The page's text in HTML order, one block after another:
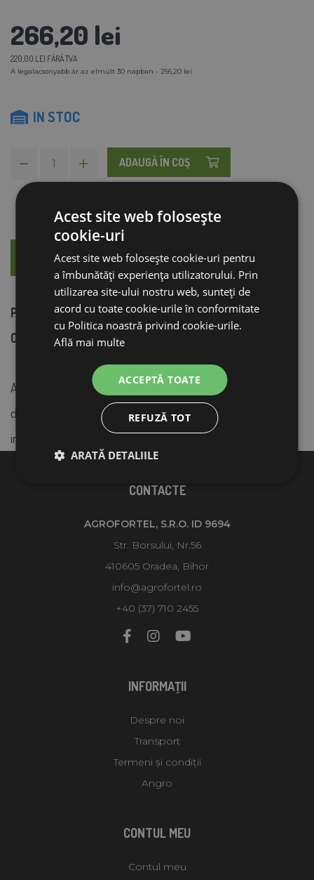
266,20 lei
220,00 LEI FĂRĂ TVA
A legalacsonyabb ár az elmúlt 30 napban - 266,20 lei
IN STOC
ADAUGĂ ÎN COŞ
DESCRIERE CONSILIERE
Pachet 3 blocuri evaporator pentru incubatorul
OvaEasy 580- livrat la pachete de 3 bucati
Aceste blocuri de evaporator necesită înlocuire regulată,
deoarece devin murdare și pot contamina interiorul
incubatorului.
CONTACTE
AGROFORTEL, S.R.O. ID 9694
Str. Borsului, Nr.56
410605 Oradea, Bihor
info@agrofortel.ro
+40 (37) 710 2455
INFORMAŢII
Despre noi
Transport
Termeni și condiții
Angro
CONTUL MEU
Contul meu
Acest site web folosește
cookie-uri
Acest site web folosește cookie-uri pentru
a îmbunătăți experiența utilizatorului. Prin
utilizarea site-ului nostru web, sunteți de
acord cu toate cookie-urile în conformitate
cu Politica noastră privind cookie-urile.
Află mai multe
ACCEPTĂ TOATE
REFUZĂ TOT
ARATĂ DETALIILE